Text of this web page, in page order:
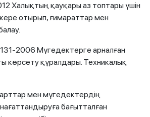
Халықтың қауқары аз топтары үшін
отырып, ғимараттар мен
2006 Мүгедектерге арналған
көрсету құралдары. Техникалық
мен мүгедектердің
бағытталған